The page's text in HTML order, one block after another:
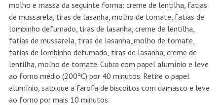
molho e massa da seguinte forma: creme de lentilha, fatias
de mussarela, tiras de lasanha, molho de tomate, fatias de
lombinho defumado, tiras de lasanha, creme de lentilha,
fatias de mussarela, tiras de lasanha, molho de tomate,
fatias de lombinho defumado, tiras de lasanha, creme de
lentilha, molho de tomate. Cubra com papel alumínio e leve
ao forno médio (200ºC) por 40 minutos. Retire o papel
alumínio, salpique a farofa de biscoitos com damasco e leve
ao forno por mais 10 minutos.